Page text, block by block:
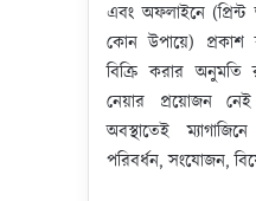
এবং অফলাইনে
কোন উপায়ে) প্রকাশ
বিক্রি করার
নেয়ার প্রয়োজন
অবস্থাতেই
পরিবর্ধন, সংযোজন,